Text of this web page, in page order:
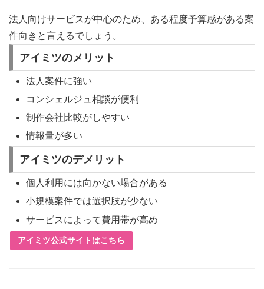
法人向けサービスが中心のため、ある程度予算感がある案
件向きと言えるでしょう。
アイミツのメリット
法人案件に強い
コンシェルジュ相談が便利
制作会社比較がしやすい
情報量が多い
アイミツのデメリット
個人利用には向かない場合がある
小規模案件では選択肢が少ない
サービスによって費用帯が高め
アイミツ公式サイトはこちら